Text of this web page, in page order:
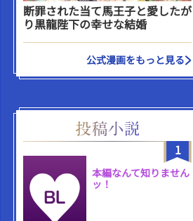
断罪された当て馬王子と愛したが
り黒龍陛下の幸せな結婚
公式漫画をもっと見る
1
本編なんて知りません
ッ！